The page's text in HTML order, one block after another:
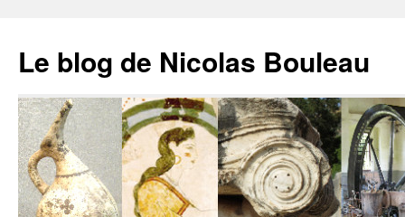
Le blog de Nicolas Bouleau